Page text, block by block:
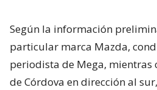
Según la información
particular marca Mazda,
periodista de Mega, mientras
de Córdova en dirección al sur,